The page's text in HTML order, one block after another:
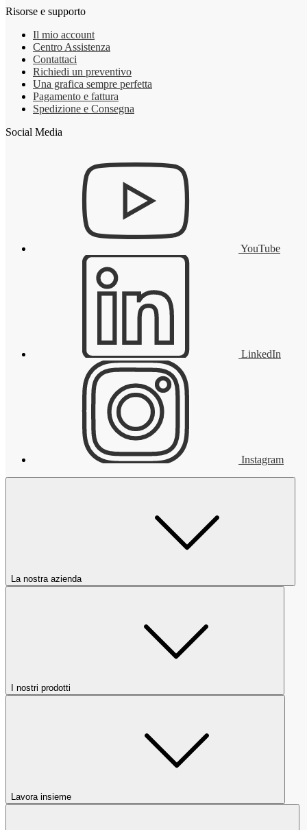
Risorse e supporto
Il mio account
Centro Assistenza
Contattaci
Richiedi un preventivo
Una grafica sempre perfetta
Pagamento e fattura
Spedizione e Consegna
Social Media
YouTube
LinkedIn
Instagram
La nostra azienda
I nostri prodotti
Lavora insieme